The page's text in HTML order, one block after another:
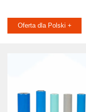
Oferta dla Polski +